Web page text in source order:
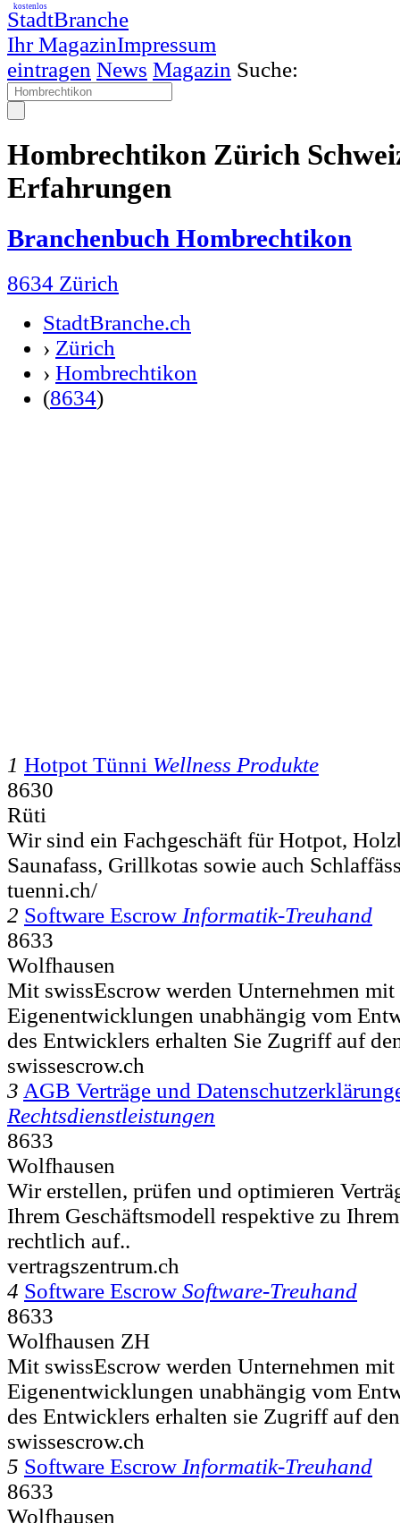
StadtBranche
Ihr MagazinImpressum
kostenlos
eintragen News Magazin Suche:
Hombrechtikon Zürich
Erfahrungen
Branchenbuch Hombrechtikon
8634 Zürich
StadtBranche.ch
› Zürich
› Hombrechtikon
(8634)
1 Hotpot Tünni Wellness Produkte
8630
Rüti
Wir sind ein Fachgeschäft für Hotpot,
Saunafass, Grillkotas sowie auch
tuenni.ch/
2 Software Escrow Informatik-Treuhand
8633
Wolfhausen
Mit swissEscrow werden Unternehmen
Eigenentwicklungen unabhängig vom
des Entwicklers erhalten Sie Zugriff auf
swissescrow.ch
3 AGB Verträge und
Rechtsdienstleistungen
8633
Wolfhausen
Wir erstellen, prüfen und optimieren
Ihrem Geschäftsmodell respektive zu
rechtlich auf..
vertragszentrum.ch
4 Software Escrow Software-Treuhand
8633
Wolfhausen ZH
Mit swissEscrow werden Unternehmen
Eigenentwicklungen unabhängig vom
des Entwicklers erhalten sie Zugriff auf
swissescrow.ch
5 Software Escrow Informatik-Treuhand
8633
Wolfhausen